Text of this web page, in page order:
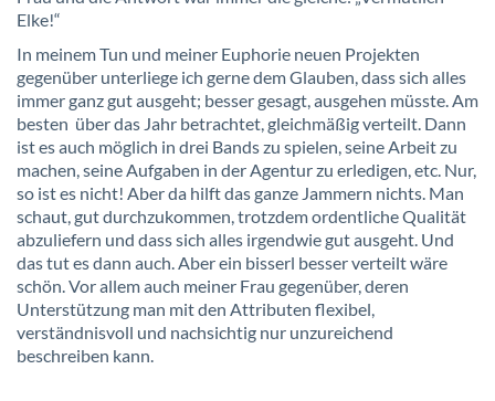
Elke!“
In meinem Tun und meiner Euphorie neuen Projekten
gegenüber unterliege ich gerne dem Glauben, dass sich alles
immer ganz gut ausgeht; besser gesagt, ausgehen müsste. Am
besten über das Jahr betrachtet, gleichmäßig verteilt. Dann
ist es auch möglich in drei Bands zu spielen, seine Arbeit zu
machen, seine Aufgaben in der Agentur zu erledigen, etc. Nur,
so ist es nicht! Aber da hilft das ganze Jammern nichts. Man
schaut, gut durchzukommen, trotzdem ordentliche Qualität
abzuliefern und dass sich alles irgendwie gut ausgeht. Und
das tut es dann auch. Aber ein bisserl besser verteilt wäre
schön. Vor allem auch meiner Frau gegenüber, deren
Unterstützung man mit den Attributen flexibel,
verständnisvoll und nachsichtig nur unzureichend
beschreiben kann.